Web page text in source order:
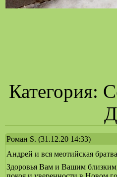
Категория:
Роман S. (31.12.20 14:33)
Андрей и вся меотийская
Здоровья Вам и Вашим